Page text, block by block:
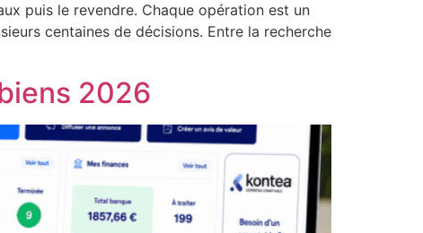
puis le revendre. Chaque opération est un
centaines de décisions. Entre la recherche
2026